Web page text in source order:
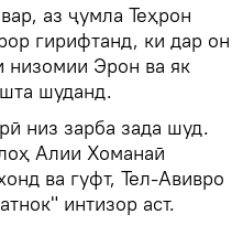
аз ҷумла Теҳрон
гирифтанд, ки дар он
низомии Эрон ва як
шуданд.
низ зарба зада шуд.
Алии Хоманаӣ
ва гуфт, Тел-Авивро
интизор аст.